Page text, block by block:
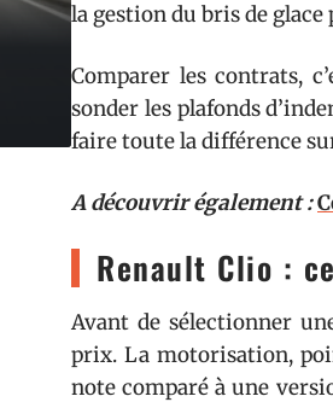
la gestion du bris de
Comparer les contrats,
sonder les plafonds
faire toute la différence
A découvrir également :
Renault Clio :
Avant de sélectionner
prix. La motorisation,
note comparé à une